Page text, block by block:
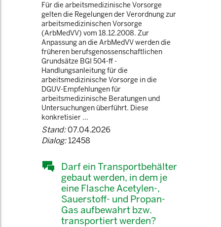
Für die arbeitsmedizinische Vorsorge
gelten die Regelungen der Verordnung zur
arbeitsmedizinischen Vorsorge
(ArbMedVV) vom 18.12.2008. Zur
Anpassung an die ArbMedVV werden die
früheren berufsgenossenschaftlichen
Grundsätze BGI 504-ff -
Handlungsanleitung für die
arbeitsmedizinische Vorsorge in die
DGUV-Empfehlungen für
arbeitsmedizinische Beratungen und
Untersuchungen überführt. Diese
konkretisier ...
Stand:07.04.2026
Dialog:12458
Darf ein Transportbehälter
gebaut werden, in dem je
eine Flasche Acetylen-,
Sauerstoff- und Propan-
Gas aufbewahrt bzw.
transportiert werden?